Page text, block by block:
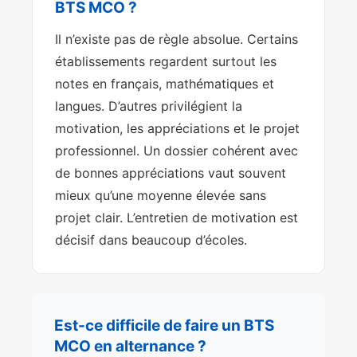
BTS MCO ?
Il n’existe pas de règle absolue. Certains
établissements regardent surtout les
notes en français, mathématiques et
langues. D’autres privilégient la
motivation, les appréciations et le projet
professionnel. Un dossier cohérent avec
de bonnes appréciations vaut souvent
mieux qu’une moyenne élevée sans
projet clair. L’entretien de motivation est
décisif dans beaucoup d’écoles.
Est-ce difficile de faire un BTS
MCO en alternance ?